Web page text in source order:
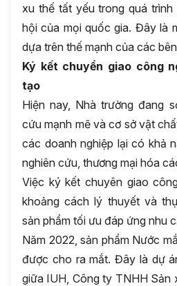
xu thế tất yếu trong quá
hội của mọi quốc gia. Đây là
dựa trên thế mạnh của các
Ký kết chuyển giao công
tạo
Hiện nay, Nhà trường đang
cứu mạnh mẽ và cơ sở vật
các doanh nghiệp lại có khả
nghiên cứu, thương mại hóa
Việc ký kết chuyên giao
khoảng cách lý thuyết và
sản phẩm tối ưu đáp ứng nhu
Năm 2022, sản phẩm Nước
được cho ra mắt. Đây là dự
giữa IUH, Công ty TNHH Sản